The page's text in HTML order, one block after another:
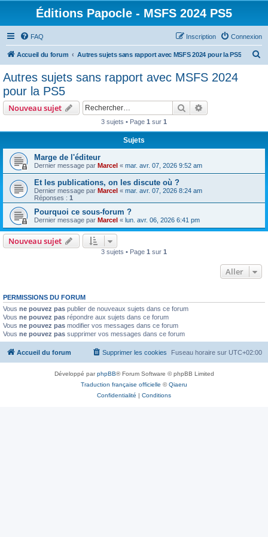
Éditions Papocle - MSFS 2024 PS5
FAQ Connexion
Inscription
Accueil du forum Autres sujets sans rapport avec MSFS 2024 pour la PS5
Autres sujets sans rapport avec MSFS 2024
pour la PS5
Nouveau sujet Rechercher
3 sujets • Page 1 sur 1
Sujets
Marge de l'éditeur
Dernier message par Marcel « mar. avr. 07, 2026 9:52 am
Et les publications, on les discute où ?
Dernier message par Marcel « mar. avr. 07, 2026 8:24 am
Réponses : 1
Pourquoi ce sous-forum ?
Dernier message par Marcel « lun. avr. 06, 2026 6:41 pm
Nouveau sujet
3 sujets • Page 1 sur 1
Aller
PERMISSIONS DU FORUM
Vous ne pouvez pas publier de nouveaux sujets dans ce forum
Vous ne pouvez pas répondre aux sujets dans ce forum
Vous ne pouvez pas modifier vos messages dans ce forum
Vous ne pouvez pas supprimer vos messages dans ce forum
Accueil du forum Fuseau horaire sur UTC+02:00
Supprimer les cookies
Développé parphpBB® Forum Software © phpBB Limited
Traduction française officielle ©Qiaeru
Confidentialité | Conditions